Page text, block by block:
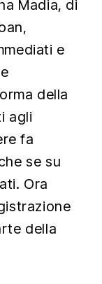
Madia, di
e
della
agli
fa
se su
Ora
della